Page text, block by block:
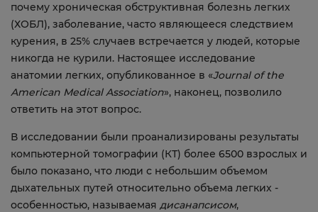
почему хроническая обструктивная болезнь легких
(ХОБЛ), заболевание, часто являющееся следствием
курения, в 25% случаев встречается у людей, которые
никогда не курили. Настоящее исследование
анатомии легких, опубликованное в «Journal of the
American Medical Association», наконец, позволило
ответить на этот вопрос.
В исследовании были проанализированы результаты
компьютерной томографии (КТ) более 6500 взрослых и
было показано, что люди с небольшим объемом
дыхательных путей относительно объема легких -
особенностью, называемая дисанапсисом,